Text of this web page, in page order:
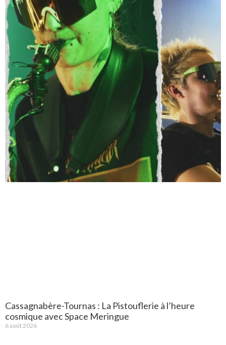
Cassagnabère-Tournas : La Pistouflerie à l’heure
cosmique avec Space Meringue
6 août 2026